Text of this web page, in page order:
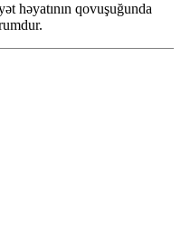
həyatının qovuşuğunda